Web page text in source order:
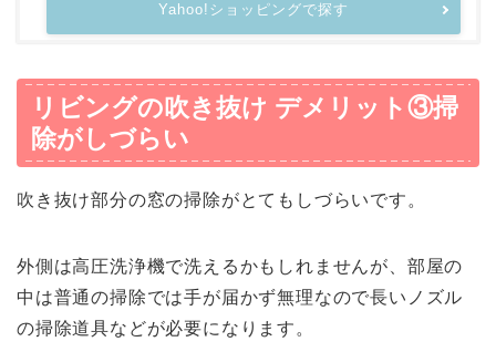
Yahoo!ショッピングで探す
リビングの吹き抜け デメリット③掃
除がしづらい
吹き抜け部分の窓の掃除がとてもしづらいです。
外側は高圧洗浄機で洗えるかもしれませんが、部屋の
中は普通の掃除では手が届かず無理なので長いノズル
の掃除道具などが必要になります。